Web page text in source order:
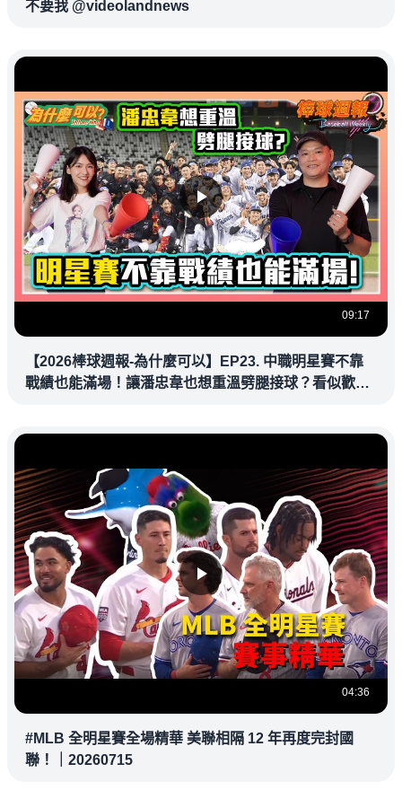
不要我 @videolandnews
09:17
【2026棒球週報-為什麼可以】EP23. 中職明星賽不靠
戰績也能滿場！讓潘忠韋也想重溫劈腿接球？看似歡樂
04:36
#MLB 全明星賽全場精華 美聯相隔 12 年再度完封國
聯！｜20260715